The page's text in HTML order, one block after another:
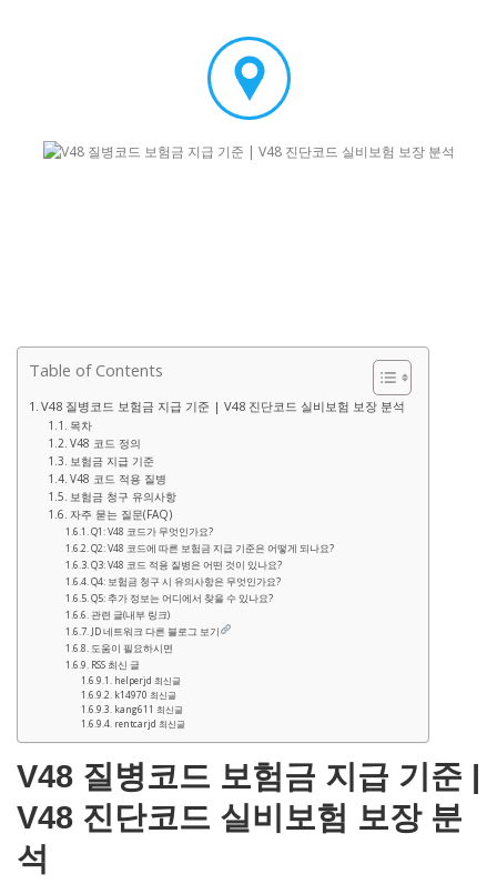
Table of Contents
V48 질병코드 보험금 지급 기준 | V48 진단코드 실비보험 보장 분석
목차
V48 코드 정의
보험금 지급 기준
V48 코드 적용 질병
보험금 청구 유의사항
자주 묻는 질문(FAQ)
Q1: V48 코드가 무엇인가요?
Q2: V48 코드에 따른 보험금 지급 기준은 어떻게 되나요?
Q3: V48 코드 적용 질병은 어떤 것이 있나요?
Q4: 보험금 청구 시 유의사항은 무엇인가요?
Q5: 추가 정보는 어디에서 찾을 수 있나요?
관련 글(내부 링크)
JD 네트워크 다른 블로그 보기
도움이 필요하시면
RSS 최신 글
helperjd 최신글
k14970 최신글
kang611 최신글
rentcarjd 최신글
V48 질병코드 보험금 지급 기준 |
V48 진단코드 실비보험 보장 분
석